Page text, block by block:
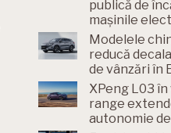
publică de
mașinile
Modelele
reducă
de vânzări în
XPeng L03
range
autonomie